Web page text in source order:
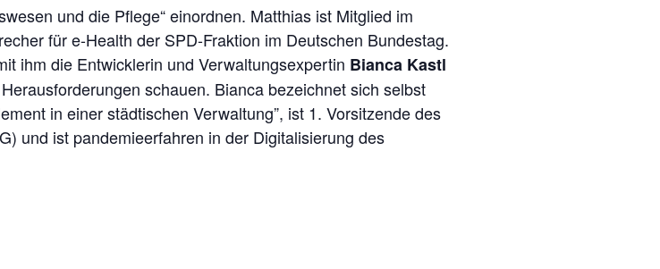
und die Pflege“ einordnen. Matthias ist Mitglied im
für e-Health der SPD-Fraktion im Deutschen Bundestag.
ihm die Entwicklerin und Verwaltungsexpertin Bianca Kastl
schauen. Bianca bezeichnet sich selbst
in einer städtischen Verwaltung”, ist 1. Vorsitzende des
und ist pandemieerfahren in der Digitalisierung des